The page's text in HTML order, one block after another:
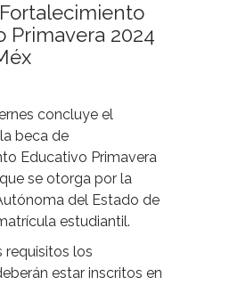
Primavera 2024
concluye el
beca de
Educativo Primavera
se otorga por la
del Estado de
estudiantil.
requisitos los
estar inscritos en